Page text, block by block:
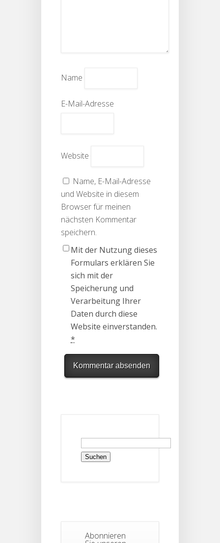
Name
E-Mail-Adresse
Website
Name, E-Mail-Adresse
und Website in diesem
Browser für meinen
nächsten Kommentar
speichern.
Mit der Nutzung dieses
Formulars erklären Sie
sich mit der
Speicherung und
Verarbeitung Ihrer
Daten durch diese
Website einverstanden.
*
Suchen
nach:
Abonnieren